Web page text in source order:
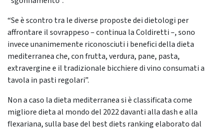
“Se è scontro tra le diverse proposte dei dietologi per
affrontare il sovrappeso – continua la Coldiretti –, sono
invece unanimemente riconosciuti i benefici della dieta
mediterranea che, con frutta, verdura, pane, pasta,
extravergine e il tradizionale bicchiere di vino consumati a
tavola in pasti regolari”.
Non a caso la dieta mediterranea si è classificata come
migliore dieta al mondo del 2022 davanti alla dash e alla
flexariana, sulla base del best diets ranking elaborato dal